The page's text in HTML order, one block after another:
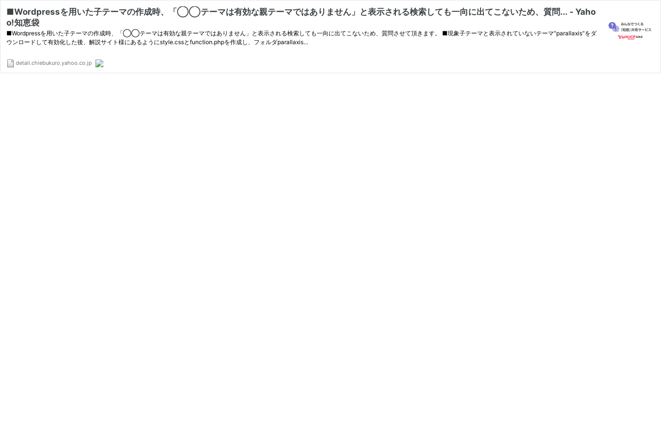
■Wordpressを用いた子テーマの作成時、「◯◯テーマは有効な親テーマではありません」と表示される検索しても一向に出てこないため、質問... - Yaho
o!知恵袋
■Wordpressを用いた子テーマの作成時、「◯◯テーマは有効な親テーマではありません」と表示される検索しても一向に出てこないため、質問させて頂きます。 ■現象子テーマと表示されていないテーマ"parallaxis"をダ
ウンロードして有効化した後、解説サイト様にあるようにstyle.cssとfunction.phpを作成し、フォルダparallaxis…
detail.chiebukuro.yahoo.co.jp